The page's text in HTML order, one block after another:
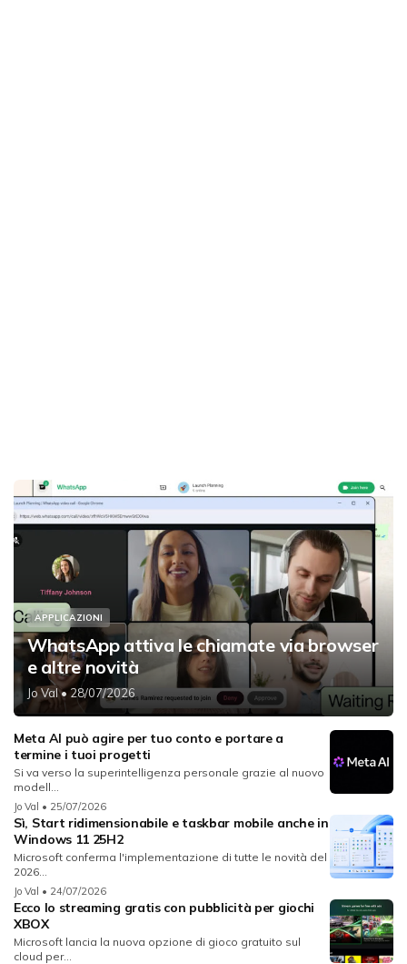
APPLICAZIONI
WhatsApp attiva le chiamate via browser
e altre novità
Jo Val• 28/07/2026
Meta AI può agire per tuo conto e portare a
termine i tuoi progetti
Si va verso la superintelligenza personale grazie al nuovo
modell...
Jo Val • 25/07/2026
Sì, Start ridimensionabile e taskbar mobile anche in
Windows 11 25H2
Microsoft conferma l'implementazione di tutte le novità del
2026...
Jo Val • 24/07/2026
Ecco lo streaming gratis con pubblicità per giochi
XBOX
Microsoft lancia la nuova opzione di gioco gratuito sul
cloud per...